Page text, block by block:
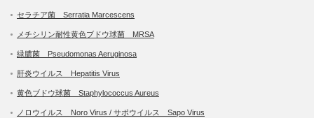
セラチア菌 Serratia Marcescens
メチシリン耐性黄色ブドウ球菌 MRSA
緑膿菌 Pseudomonas Aeruginosa
肝炎ウイルス Hepatitis Virus
黄色ブドウ球菌 Staphylococcus Aureus
ノロウイルス Noro Virus / サポウイルス Sapo Virus